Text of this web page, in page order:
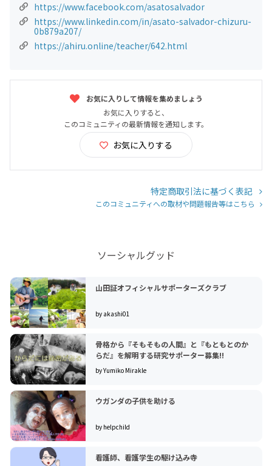
https://www.facebook.com/asatosalvador
https://www.linkedin.com/in/asato-salvador-chizuru-
0b879a207/
https://ahiru.online/teacher/642.html
お気に入りして情報を集めましょう
お気に入りすると、
このコミュニティの最新情報を通知します。
お気に入りする
特定商取引法に基づく表記
このコミュニティへの取材や問題報告等はこちら
ソーシャルグッド
山田証オフィシャルサポーターズクラブ
by akashi01
骨格から『そもそもの人間』と『もともとのか
らだ』を解明する研究サポーター募集!!
by Yumiko Mirakle
ウガンダの子供を助ける
by helpchild
看護師、看護学生の駆け込み寺